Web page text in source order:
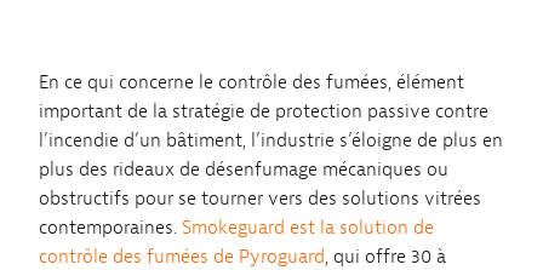
En ce qui concerne le contrôle des fumées, élément
important de la stratégie de protection passive contre
l’incendie d’un bâtiment, l’industrie s’éloigne de plus en
plus des rideaux de désenfumage mécaniques ou
obstructifs pour se tourner vers des solutions vitrées
contemporaines. Smokeguard est la solution de
contrôle des fumées de Pyroguard, qui offre 30 à